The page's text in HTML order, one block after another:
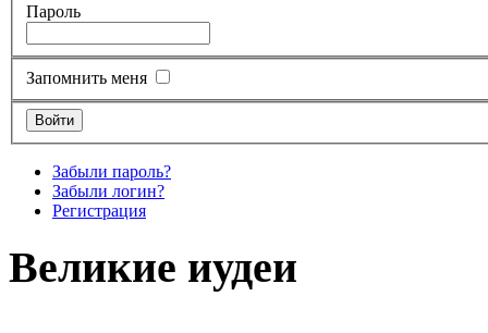
Пароль
Запомнить меня
Забыли пароль?
Забыли логин?
Регистрация
Великие иудеи